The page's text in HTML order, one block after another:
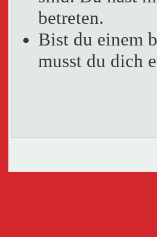
betreten.
Bist du einem
musst du dich